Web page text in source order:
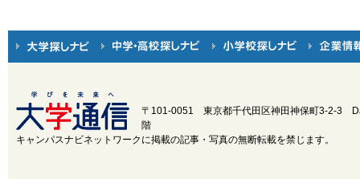
〒101-0051 東京都千代田区神田神保町3-2-3
階
キャンパスナビネットワークに掲載の記事・写真の無断転載を禁じます。